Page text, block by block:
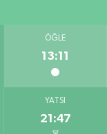
ÖĞLE
13:11
YATSI
21:47